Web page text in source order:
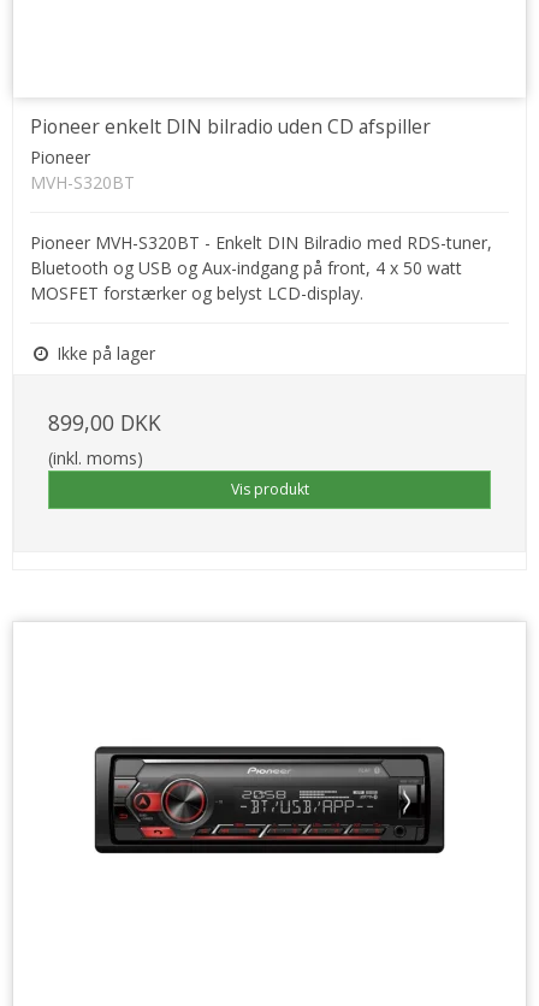
Pioneer enkelt DIN bilradio uden CD afspiller
Pioneer
MVH-S320BT
Pioneer MVH-S320BT - Enkelt DIN Bilradio med RDS-tuner,
Bluetooth og USB og Aux-indgang på front, 4 x 50 watt
MOSFET forstærker og belyst LCD-display.
Ikke på lager
899,00 DKK
(inkl. moms)
Vis produkt